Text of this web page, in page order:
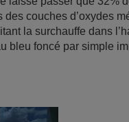
couches d’oxydes
la surchauffe dans
bleu foncé par simple